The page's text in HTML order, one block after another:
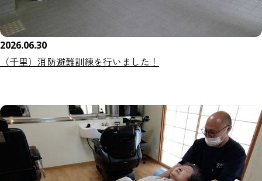
2026.06.30
（千里）消防避難訓練を行いました！